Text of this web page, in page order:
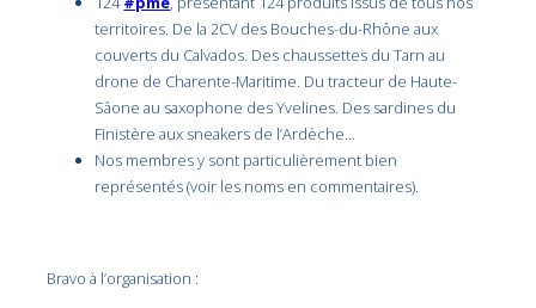
territoires. De la 2CV des Bouches-du-Rhône aux
couverts du Calvados. Des chaussettes du Tarn au
drone de Charente-Maritime. Du tracteur de Haute-
Sâone au saxophone des Yvelines. Des sardines du
Finistère aux sneakers de l’Ardèche…
Nos membres y sont particulièrement bien
représentés (voir les noms en commentaires).
Bravo à l’organisation :